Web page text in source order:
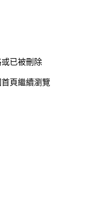
已被刪除
頁繼續瀏覽